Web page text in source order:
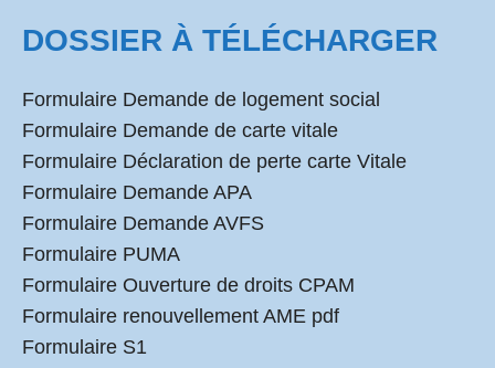
DOSSIER À TÉLÉCHARGER
Formulaire Demande de logement social
Formulaire Demande de carte vitale
Formulaire Déclaration de perte carte Vitale
Formulaire Demande APA
Formulaire Demande AVFS
Formulaire PUMA
Formulaire Ouverture de droits CPAM
Formulaire renouvellement AME pdf
Formulaire S1